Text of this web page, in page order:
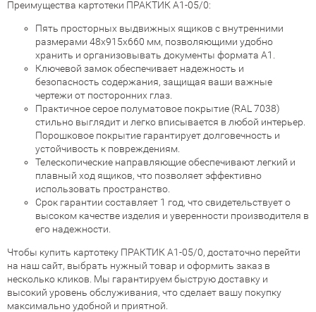
Преимущества картотеки ПРАКТИК A1-05/0:
Пять просторных выдвижных ящиков с внутренними
размерами 48x915x660 мм, позволяющими удобно
хранить и организовывать документы формата A1.
Ключевой замок обеспечивает надежность и
безопасность содержания, защищая ваши важные
чертежи от посторонних глаз.
Практичное серое полуматовое покрытие (RAL 7038)
стильно выглядит и легко вписывается в любой интерьер.
Порошковое покрытие гарантирует долговечность и
устойчивость к повреждениям.
Телескопические направляющие обеспечивают легкий и
плавный ход ящиков, что позволяет эффективно
использовать пространство.
Срок гарантии составляет 1 год, что свидетельствует о
высоком качестве изделия и уверенности производителя в
его надежности.
Чтобы купить картотеку ПРАКТИК A1-05/0, достаточно перейти
на наш сайт, выбрать нужный товар и оформить заказ в
несколько кликов. Мы гарантируем быструю доставку и
высокий уровень обслуживания, что сделает вашу покупку
максимально удобной и приятной.